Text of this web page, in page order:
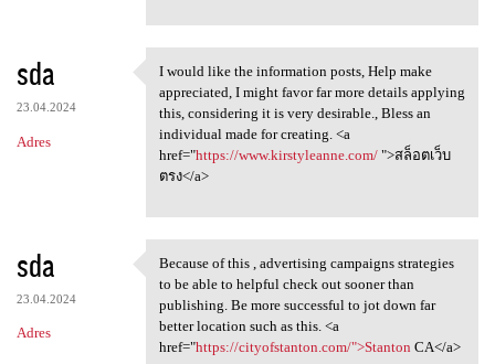
sda
23.04.2024
Adres
I would like the information
I would like the information posts, Help make
appreciated, I might favor far more details applying
this, considering it is very desirable., Bless an
individual made for creating. <a
href="https://www.kirstyleanne.com/">สล็อตเว็บ
ตรง</a>
sda
23.04.2024
Adres
Because of this , advertising
Because of this , advertising campaigns strategies
to be able to helpful check out sooner than
publishing. Be more successful to jot down far
better location such as this. <a
href="https://cityofstanton.com/">Stanton CA</a>